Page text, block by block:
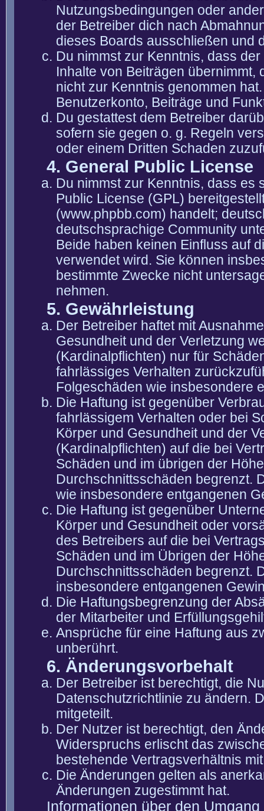
Nutzungsbedingungen oder
der Betreiber dich nach
dieses Boards ausschließen und
Du nimmst zur Kenntnis, dass
Inhalte von Beiträgen übernimmt,
nicht zur Kenntnis genommen
Benutzerkonto, Beiträge und
Du gestattest dem Betreiber
sofern sie gegen o. g. Regeln
oder einem Dritten Schaden
4. General Public License
Du nimmst zur Kenntnis, dass es
Public License (GPL)
(www.phpbb.com) handelt;
deutschsprachige Community
Beide haben keinen Einfluss auf
verwendet wird. Sie können
bestimmte Zwecke nicht
nehmen.
5. Gewährleistung
Der Betreiber haftet mit
Gesundheit und der Verletzung
(Kardinalpflichten) nur für
fahrlässiges Verhalten
Folgeschäden wie insbesondere
Die Haftung ist gegenüber
fahrlässigem Verhalten oder bei
Körper und Gesundheit und der
(Kardinalpflichten) auf die bei
Schäden und im übrigen der
Durchschnittsschäden begrenzt.
wie insbesondere entgangenen
Die Haftung ist gegenüber
Körper und Gesundheit oder
des Betreibers auf die bei
Schäden und im Übrigen der
Durchschnittsschäden begrenzt.
insbesondere entgangenen
Die Haftungsbegrenzung der
der Mitarbeiter und
Ansprüche für eine Haftung aus
unberührt.
6. Änderungsvorbehalt
Der Betreiber ist berechtigt, die
Datenschutzrichtlinie zu ändern.
mitgeteilt.
Der Nutzer ist berechtigt, den
Widerspruchs erlischt das
bestehende Vertragsverhältnis
Die Änderungen gelten als
Änderungen zugestimmt hat.
Informationen über den